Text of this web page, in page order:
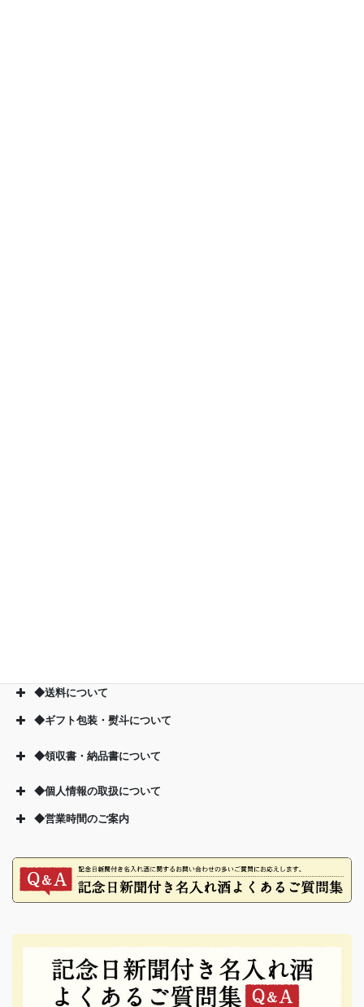
別途330円
◆送料について
◆ギフト包装・熨斗について
◆領収書・納品書について
◆個人情報の取扱について
個人情報の取り扱いについて
◆営業時間のご案内